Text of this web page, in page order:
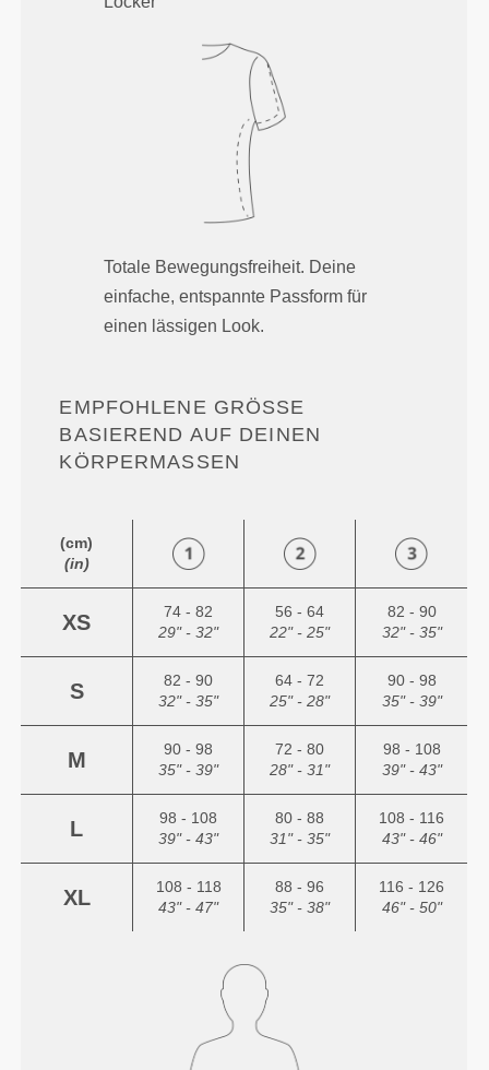
Totale Bewegungsfreiheit. Deine
einfache, entspannte Passform für
einen lässigen Look.
EMPFOHLENE GRÖSSE B
ASIEREND AUF DEINEN K
ÖRPERMASSEN
(cm)
(in)
XS
74 - 82
29" - 32"
56 - 64
22" - 25"
82 - 90
32" - 35"
S
82 - 90
32" - 35"
64 - 72
25" - 28"
90 - 98
35" - 39"
M
90 - 98
35" - 39"
72 - 80
28" - 31"
98 - 108
39" - 43"
L
98 - 108
39" - 43"
80 - 88
31" - 35"
108 - 116
43" - 46"
XL
108 - 118
43" - 47"
88 - 96
35" - 38"
116 - 126
46" - 50"